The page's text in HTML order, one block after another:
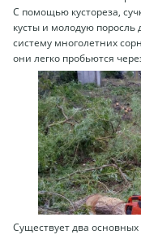
С помощью кустореза,
кусты и молодую
систему многолетних
они легко пробьются
Существует два